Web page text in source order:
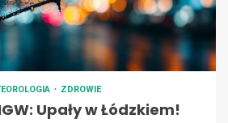
ZDROWIE
Upały w Łódzkiem!